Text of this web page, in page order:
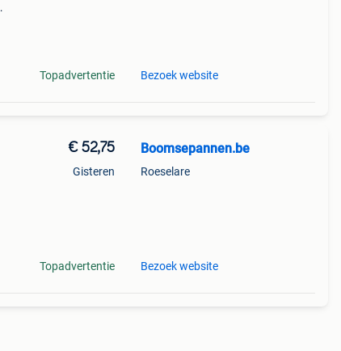
Topadvertentie Bezoek website
€ 52,75
Gisteren
Topadvertentie
Boomsepannen.be
Roeselare
Bezoek website